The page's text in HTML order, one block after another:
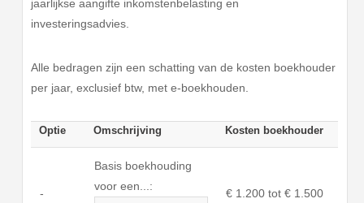
jaarlijkse aangifte inkomstenbelasting en
investeringsadvies.
Alle bedragen zijn een schatting van de kosten boekhouder
per jaar, exclusief btw, met e-boekhouden.
Optie Omschrijving Kosten boekhouder
-
Basis boekhouding
voor een...:
€ 1.200 tot € 1.500